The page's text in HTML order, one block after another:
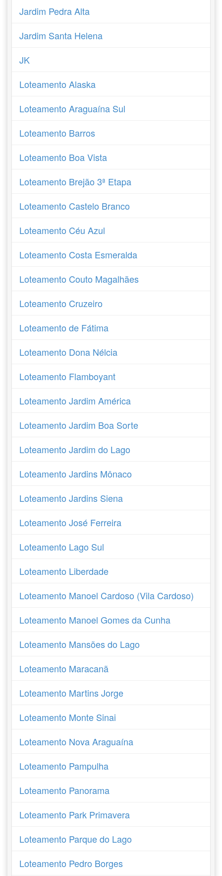
Jardim Pedra Alta
Jardim Santa Helena
JK
Loteamento Alaska
Loteamento Araguaína Sul
Loteamento Barros
Loteamento Boa Vista
Loteamento Brejão 3ª Etapa
Loteamento Castelo Branco
Loteamento Céu Azul
Loteamento Costa Esmeralda
Loteamento Couto Magalhães
Loteamento Cruzeiro
Loteamento de Fátima
Loteamento Dona Nélcia
Loteamento Flamboyant
Loteamento Jardim América
Loteamento Jardim Boa Sorte
Loteamento Jardim do Lago
Loteamento Jardins Mônaco
Loteamento Jardins Siena
Loteamento José Ferreira
Loteamento Lago Sul
Loteamento Liberdade
Loteamento Manoel Cardoso (Vila Cardoso)
Loteamento Manoel Gomes da Cunha
Loteamento Mansões do Lago
Loteamento Maracanã
Loteamento Martins Jorge
Loteamento Monte Sinai
Loteamento Nova Araguaína
Loteamento Pampulha
Loteamento Panorama
Loteamento Park Primavera
Loteamento Parque do Lago
Loteamento Pedro Borges